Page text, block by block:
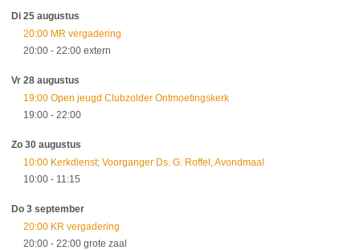
Di 25 augustus
20:00 MR vergadering
20:00 - 22:00 extern
Vr 28 augustus
19:00 Open jeugd Clubzolder Ontmoetingskerk
19:00 - 22:00
Zo 30 augustus
10:00 Kerkdienst; Voorganger Ds. G. Roffel, Avondmaal
10:00 - 11:15
Do 3 september
20:00 KR vergadering
20:00 - 22:00 grote zaal